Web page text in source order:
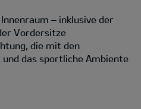
– inklusive der
Vordersitze
die mit den
das sportliche Ambiente